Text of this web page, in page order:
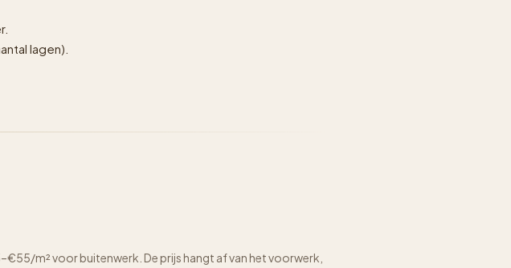
lagen).
m² voor buitenwerk. De prijs hangt af van het voorwerk,